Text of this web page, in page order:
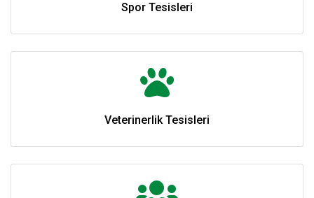
Spor Tesisleri
Veterinerlik Tesisleri